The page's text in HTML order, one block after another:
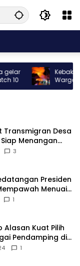
Kebakaran
Warga di
Transmigran Desa
Menangan
di Pilkada Kubu
3
Presiden
Menuai
Sebabnya?
1
Alasan Kuat Pilih
Pendamping di
1